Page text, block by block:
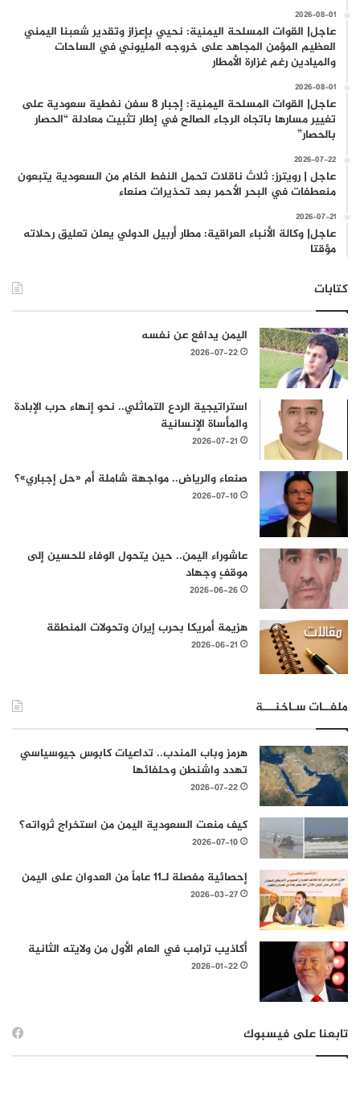
2026-08-01
عاجل| القوات المسلحة اليمنية: نحيي بإعزاز وتقدير شعبنا اليمني
العظيم المؤمن المجاهد على خروجه المليوني في الساحات
والميادين رغم غزارة الأمطار
2026-08-01
عاجل| القوات المسلحة اليمنية: إجبار 8 سفن نفطية سعودية على
تغيير مسارها باتجاه الرجاء الصالح في إطار تثبيت معادلة “الحصار
بالحصار”
2026-07-22
عاجل | رويترز: ثلاث ناقلات تحمل النفط الخام من السعودية يتبعون
منعطفات في البحر الأحمر بعد تحذيرات صنعاء
2026-07-21
عاجل| وكالة الأنباء العراقية: مطار أربيل الدولي يعلن تعليق رحلاته
مؤقتا
كتابات
اليمن يدافع عن نفسه
2026-07-22
استراتيجية الردع التماثلي.. نحو إنهاء حرب الإبادة
والمأساة الإنسانية
2026-07-21
صنعاء والرياض.. مواجهة شاملة أم «حل إجباري»؟
2026-07-10
عاشوراء اليمن.. حين يتحول الوفاء للحسين إلى
موقفٍ وجهاد
2026-06-26
هزيمة أمريكا بحرب إيران وتحولات المنطقة
2026-06-21
ملفــات سـاخنـــة
هرمز وباب المندب.. تداعيات كابوس جيوسياسي
تهدد واشنطن وحلفائها
2026-07-22
كيف منعت السعودية اليمن من استخراج ثرواته؟
2026-07-10
إحصائية مفصلة لـ11 عاماً من العدوان على اليمن
2026-03-27
أكاذيب ترامب في العام الأول من ولايته الثانية
2026-01-22
تابعنا على فيسبوك